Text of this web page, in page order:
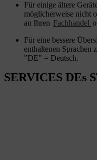
Für einige ältere
möglicherweise nicht
an Ihren Fachhandel
Für eine bessere
enthaltenen Sprachen
"DE" = Deutsch.
SERVICES DEs